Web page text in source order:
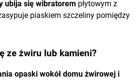
ubija się wibratorem płytowym z
piaskiem szczeliny pomiędzy
ze żwiru lub kamieni?
opaski wokół domu żwirowej i